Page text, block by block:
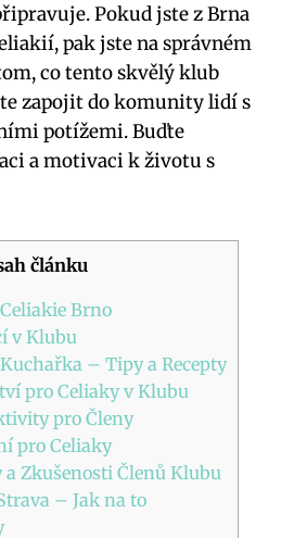
Pokud jste z Brna
pak jste na správném
co tento skvělý klub
zapojit do komunity lidí s
potížemi. Buďte
a motivaci k životu s
článku
Brno
v Klubu
– Tipy a Recepty
pro Celiaky v Klubu
pro Členy
pro Celiaky
Zkušenosti Členů Klubu
– Jak na to